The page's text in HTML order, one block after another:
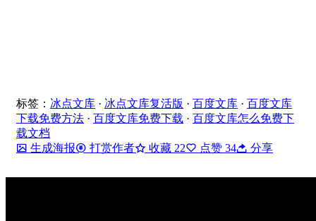
标签： 冰点文库 · 冰点文库复活版 · 百度文库 · 百度文库
下载免费方法 · 百度文库免费下载 · 百度文库怎么免费下
载文档
生成海报
打赏作者 收藏 22 点赞 34 分享